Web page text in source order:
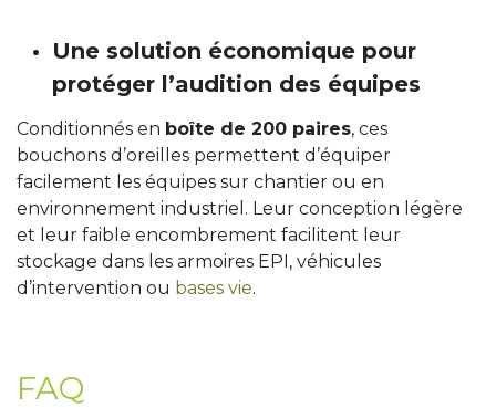
Une solution économique pour
protéger l’audition des équipes
Conditionnés en boîte de 200 paires, ces
bouchons d’oreilles permettent d’équiper
facilement les équipes sur chantier ou en
environnement industriel. Leur conception légère
et leur faible encombrement facilitent leur
stockage dans les armoires EPI, véhicules
d’intervention ou bases vie.
FAQ